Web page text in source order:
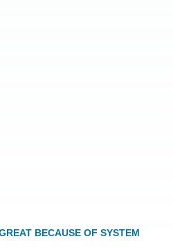
BECAUSE OF SYSTEM